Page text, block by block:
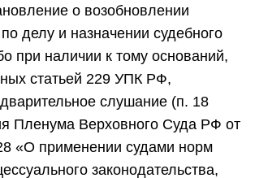
о возобновлении
делу и назначении судебного
при наличии к тому оснований,
статьей 229 УПК РФ,
слушание (п. 18
Пленума Верховного Суда РФ от
«О применении судами норм
законодательства,